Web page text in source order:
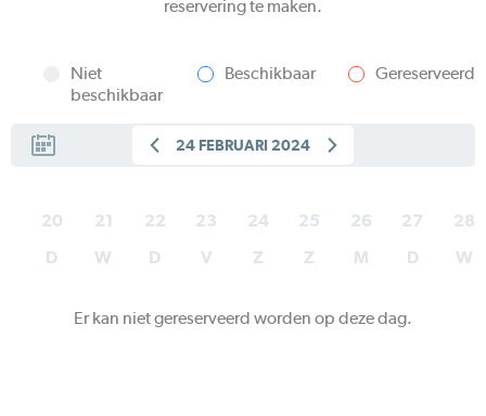
reservering te maken.
Niet
beschikbaar
Beschikbaar Gereserveerd
24 FEBRUARI 2024
20
D
21
W
22
D
23
V
24
Z
25
Z
26
M
27
D
28
W
Er kan niet gereserveerd worden op deze dag.